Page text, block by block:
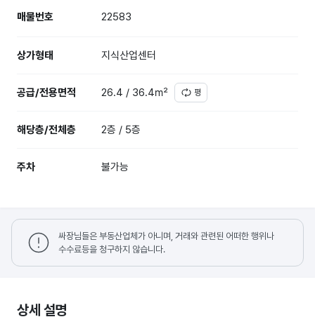
매물번호 22583
상가형태 지식산업센터
공급/전용면적 26.4 / 36.4㎡ 평
해당층/전체층 2층 / 5층
주차 불가능
싸장님들은 부동산업체가 아니며, 거래와 관련된 어떠한 행위나
수수료등을 청구하지 않습니다.
상세 설명